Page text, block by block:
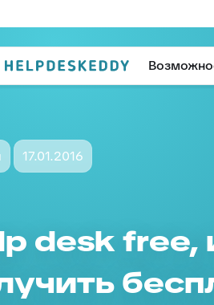
17.01.2016
desk free,